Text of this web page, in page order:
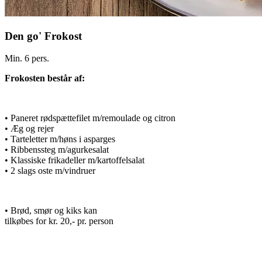
Den go' Frokost
Min. 6 pers.
Frokosten består af:
• Paneret rødspættefilet m/remoulade og citron
• Æg og rejer
• Tarteletter m/høns i asparges
• Ribbenssteg m/agurkesalat
• Klassiske frikadeller m/kartoffelsalat
• 2 slags oste m/vindruer
• Brød, smør og kiks kan
tilkøbes for kr. 20,- pr. person